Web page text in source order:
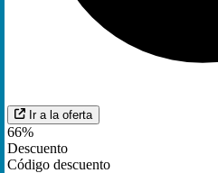
Ir a la oferta
66%
Descuento
Código descuento